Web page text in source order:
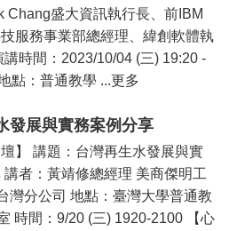
Chang盛大資訊執行長、前IBM
服務事業部總經理、緯創軟體執
講時間：2023/10/04 (三) 19:20 -
點：普通教學 ...更多
發展與實務案例分享
壇】 講題：台灣再生水發展與實
講者：黃靖修總經理 美商傑明工
灣分公司 地點：臺灣大學普通教
時間：9/20 (三) 1920-2100 【心